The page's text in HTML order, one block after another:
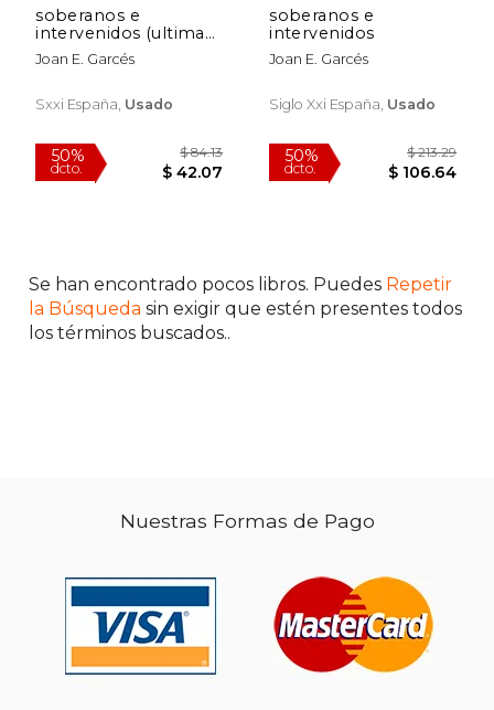
soberanos e
intervenidos (ultima
edición, prologada
por benedetti)
Joan E. Garcés
Sxxi España, Usado
soberanos e
intervenidos
Joan E. Garcés
Siglo Xxi España, Usado
Se han encontrado pocos libros. Puedes Repetir
la Búsqueda sin exigir que estén presentes todos
los términos buscados..
Nuestras Formas de Pago